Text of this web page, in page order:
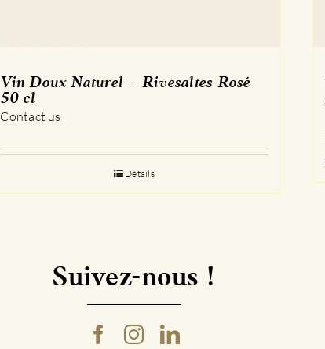
Vin Doux Naturel – Rivesaltes Rosé
50 cl
Contact us
Détails
Suivez-nous !